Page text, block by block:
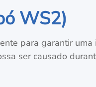
WS2)
para garantir uma
ser causado